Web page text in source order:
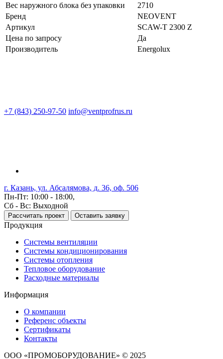
Вес наружного блока без упаковки
2710
Бренд
NEOVENT
Артикул
SCAW-T 2300 Z
Цена по запросу
Да
Производитель
Energolux
+7 (843) 250-97-50 info@ventprofrus.ru
г. Казань, ул. Абсалямова, д. 36, оф. 506
Пн-Пт: 10:00 - 18:00,
Сб - Вс: Выходной
Рассчитать проект Оставить заявку
Продукция
Системы вентиляции
Системы кондиционирования
Системы отопления
Тепловое оборудование
Расходные материалы
Информация
О компании
Референс объекты
Сертификаты
Контакты
ООО «ПРОМОБОРУДОВАНИЕ» © 2025